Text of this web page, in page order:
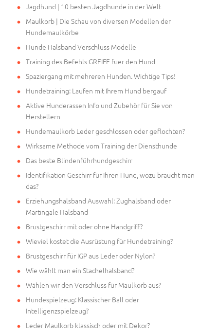
Jagdhund | 10 besten Jagdhunde in der Welt
Maulkorb | Die Schau von diversen Modellen der
Hundemaulkörbe
Hunde Halsband Verschluss Modelle
Training des Befehls GREIFE fuer den Hund
Spaziergang mit mehreren Hunden. Wichtige Tips!
Hundetraining: Laufen mit Ihrem Hund bergauf
Aktive Hunderassen Info und Zubehör für Sie von
Herstellern
Hundemaulkorb Leder geschlossen oder geflochten?
Wirksame Methode vom Training der Diensthunde
Das beste Blindenführhundgeschirr
Identifikation Geschirr für Ihren Hund, wozu braucht man
das?
Erziehungshalsband Auswahl: Zughalsband oder
Martingale Halsband
Brustgeschirr mit oder ohne Handgriff?
Wieviel kostet die Ausrüstung für Hundetraining?
Brustgeschirr für IGP aus Leder oder Nylon?
Wie wählt man ein Stachelhalsband?
Wählen wir den Verschluss für Maulkorb aus?
Hundespielzeug: Klassischer Ball oder
Intelligenzspielzeug?
Leder Maulkorb klassisch oder mit Dekor?